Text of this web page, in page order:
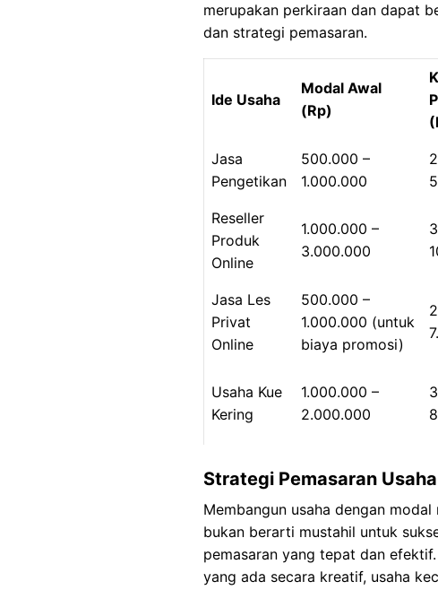
merupakan perkiraan dan dapat
dan strategi pemasaran.
Ide Usaha
Modal Awal
(Rp)
Jasa
Pengetikan
500.000 –
1.000.000
Reseller
Produk
Online
1.000.000 –
3.000.000
Jasa Les
Privat
Online
500.000 –
1.000.000 (untuk
biaya promosi)
Usaha Kue
Kering
1.000.000 –
2.000.000
Strategi Pemasaran
Membangun usaha dengan
bukan berarti mustahil untuk
pemasaran yang tepat dan
yang ada secara kreatif, usaha